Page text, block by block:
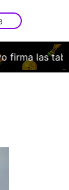
ante la